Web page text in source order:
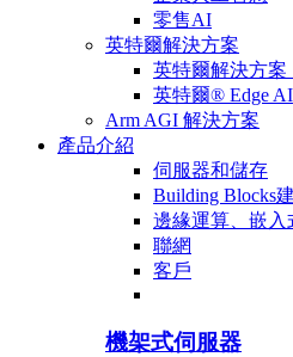
零售AI
英特爾解決方案
英特爾解決方案
英特爾® Edge AI
Arm AGI 解決方案
產品介紹
伺服器和儲存
Building Blocks
邊緣運算、嵌入
聯網
客戶
機架式伺服器